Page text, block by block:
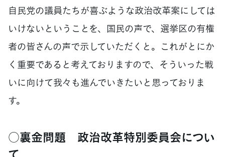
自民党の議員たちが喜ぶような政治改革案にしては
いけないということを、国民の声で、選挙区の有権
者の皆さんの声で示していただくと。これがとにか
く重要であると考えておりますので、そういった戦
いに向けて我々も進んでいきたいと思っておりま
す。
○裏金問題 政治改革特別委員会につい